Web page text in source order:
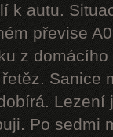
k autu.
převise
z
Sanice
Po sedmi